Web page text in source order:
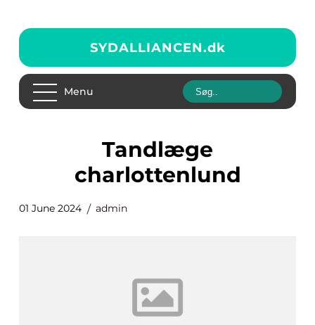
SYDALLIANCEN.dk
Menu
tandlæge
charlottenlund
01 June 2024 admin